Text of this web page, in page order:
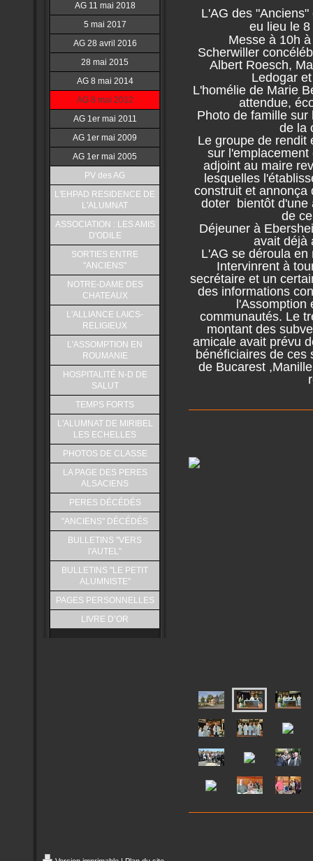
AG 11 mai 2018
5 mai 2017
AG 28 avril 2016
28 mai 2015
AG 8 mai 2014
AG 8 mai 2012
AG 1er mai 2011
AG 1er mai 2009
AG 1er mai 2005
PV des AG
L'EHPAD RESIDENCE DE
L'ALUMNAT
ASSOCIATION : LES AMIS
D'ODILE
SORTIES ENTRE
"ANCIENS"
NOTRE-DAME DES
CHATEAUX
L'ALLIANCE LAICS-
RELIGIEUX
L'ASSOMPTION EN
ROUMANIE
HOSPITALITÉ N-D DE
SALUT
TEMPS FORTS
L'ALUMNAT DE MIRIBEL
LES ECHELLES
PHOTOS DE CLASSE
LA PAGE DES PERES
ALSACIENS
PERES DÉCÉDÉS
"ANCIENS" DÉCÉDÉS
BULLETINS "VERS
l'AUTEL"
BULLETINS "LE PETIT
ALUMNISTE"
PAGES PERSONNELLES
LIVRE D’OR
L'AG des
eu lieu le
Messe à 10h
Scherwiller
Albert Roesch,
Ledogar
L'homélie de Marie
attendue,
Photo de famille sur
de la
Le groupe de rendit
sur
adjoint au maire
lesquelles
construit et annonça
doter bientôt d'une
de
Déjeuner à
avait déjà
L'AG se déroula
Intervinrent à
secrétaire et un
des informations
l'Assomption
communautés. Le
montant des
amicale avait prévu
bénéficiaires de ces
de Bucarest